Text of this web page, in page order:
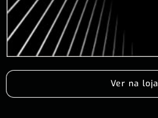
Ver na loja